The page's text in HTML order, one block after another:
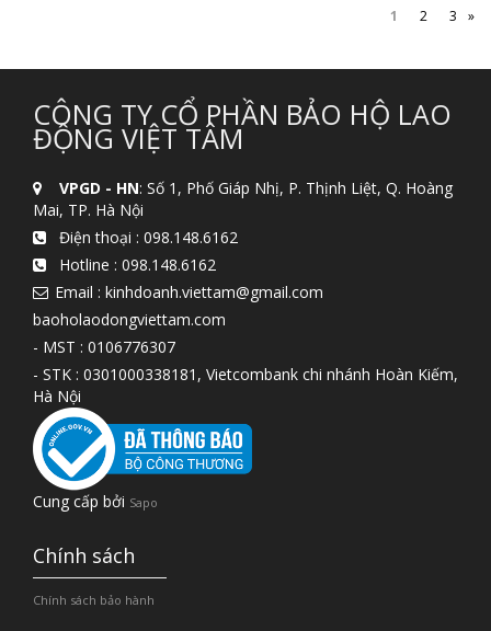
1 2 3 »
CÔNG TY CỔ PHẦN BẢO HỘ LAO
ĐỘNG VIỆT TÂM
VPGD - HN: Số 1, Phố Giáp Nhị, P. Thịnh Liệt, Q. Hoàng
Mai, TP. Hà Nội
Điện thoại : 098.148.6162
Hotline : 098.148.6162
Email : kinhdoanh.viettam@gmail.com
baoholaodongviettam.com
- MST : 0106776307
- STK : 0301000338181, Vietcombank chi nhánh Hoàn Kiếm,
Hà Nội
Cung cấp bởi Sapo
Chính sách
Chính sách bảo hành